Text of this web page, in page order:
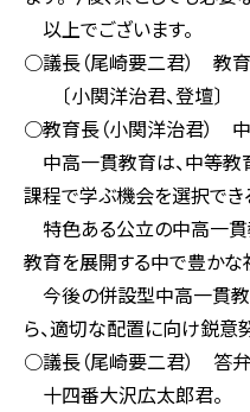
以上でございます。
○議長（尾崎要二君） 教
〔小関洋治君、登壇〕
○教育長（小関洋治君） 中
中高一貫教育は、中等教
課程で学ぶ機会を選択でき
特色ある公立の中高一貫
教育を展開する中で豊かな
今後の併設型中高一貫教
ら、適切な配置に向け鋭意
○議長（尾崎要二君） 答
十四番大沢広太郎君。